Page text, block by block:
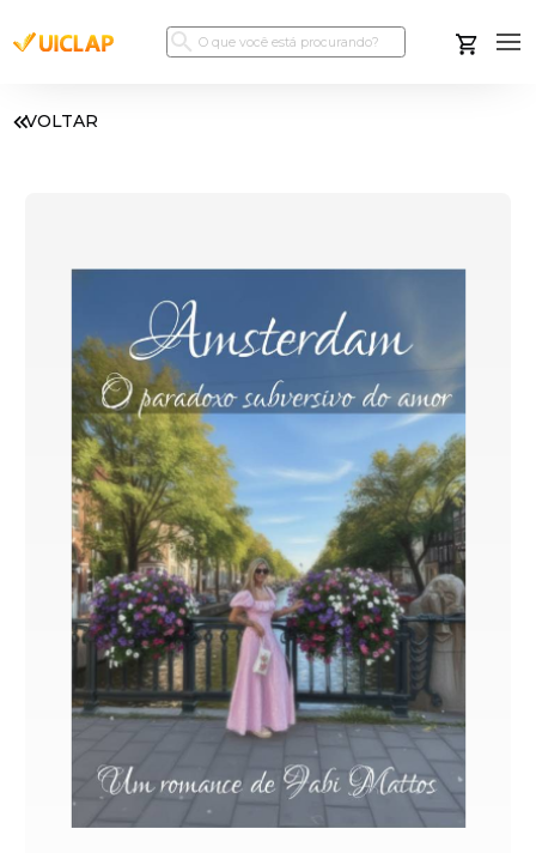
VOLTAR